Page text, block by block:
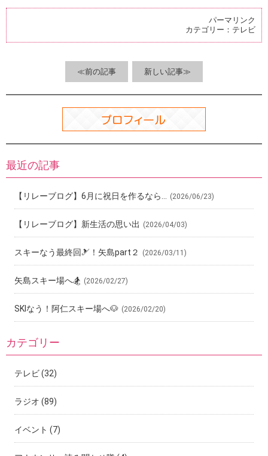
b
k
n
a
et
es
t
パーマリンク
カテゴリー： テレビ
≪前の記事 新しい記事≫
最近の記事
【リレーブログ】6月に祝日を作るなら… (2026/06/23)
【リレーブログ】新生活の思い出 (2026/04/03)
スキーなう最終回🎿！矢島part２ (2026/03/11)
矢島スキー場へ🏂 (2026/02/27)
SKIなう！阿仁スキー場へ🐶 (2026/02/20)
カテゴリー
テレビ(32)
ラジオ (89)
イベント (7)